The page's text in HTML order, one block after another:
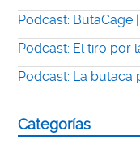
Podcast: ButaCage
Podcast: El tiro por
Podcast: La butaca
Categorías